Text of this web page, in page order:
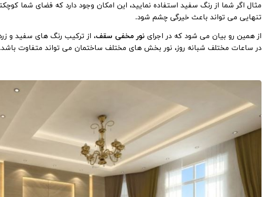
مثال اگر شما از رنگ سفید استفاده نمایید، این امکان وجود دارد که فضای شما
تنهایی می تواند باعث خیرگی چشم شود.
از همین رو بیان می شود که در اجراینور مخفی سقف، از ترکیب رنگ های سفید و
در ساعات مختلف شبانه روز، نور بخش های مختلف ساختمان می تواند متفاوت باشد.